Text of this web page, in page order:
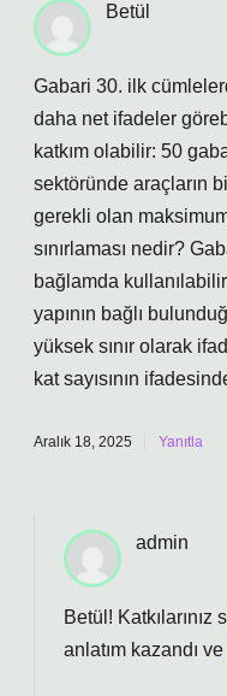
Betül
Gabari 30. ilk
daha net ifadeler
katkım olabilir: 50
sektöründe araçların
gerekli olan
sınırlaması nedir?
bağlamda
yapının bağlı
yüksek sınır olarak
kat sayısının
Aralık 18, 2025 Yanıtla
admin
Betül!
anlatım kazandı ve